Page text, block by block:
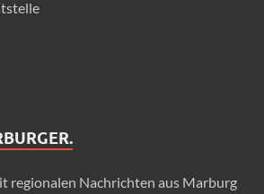
regionalen Nachrichten aus Marburg